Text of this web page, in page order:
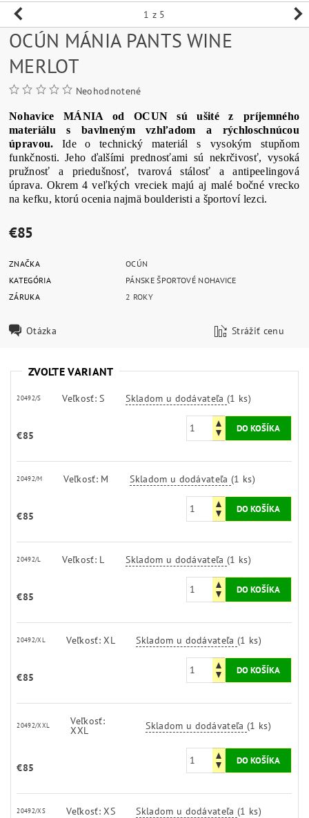
1 z 5
OCÚN MÁNIA PANTS WINE
MERLOT
Neohodnotené
Nohavice MÁNIA od OCUN sú ušité
z príjemného
materiálu s
bavlneným vzhľadom a
rýchloschnúcou
úpravou. Ide o technický materiál s vysokým
stupňom
funkčnosti. Jeho ďalšími prednosťami sú nekrčivosť, vysoká
pružnosť
a priedušnosť, tvarová stálosť a
antipeelingová
úprava. Okrem 4 veľkých vreciek majú aj malé bočné vrecko
na kefku, ktorú ocenia najmä boulderisti a športoví lezci.
€85
ZNAČKA
OCÚN
KATEGÓRIA
PÁNSKE ŠPORTOVÉ NOHAVICE
ZÁRUKA
2 ROKY
Otázka Strážiť cenu
ZVOĽTE VARIANT
20492/S Veľkosť: S Skladom u dodávateľa(1 ks)
€85
20492/M Veľkosť: M Skladom u dodávateľa(1 ks)
€85
20492/L Veľkosť: L Skladom u dodávateľa(1 ks)
€85
20492/XL Veľkosť: XL Skladom u dodávateľa(1 ks)
€85
20492/XXL Veľkosť:
XXL Skladom u dodávateľa(1 ks)
€85
20492/XS Veľkosť: XS Skladom u dodávateľa(1 ks)